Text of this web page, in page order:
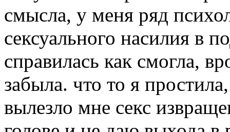
смысла, у меня ряд
сексуального насилия в
справилась как смогла,
забыла. что то я
вылезло мне секс